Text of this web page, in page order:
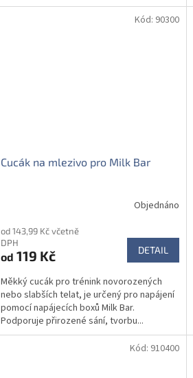
Cucák na mlezivo pro Milk Bar
Objednáno
od 143,99 Kč včetně
DPH
od 119 Kč DETAIL
Měkký cucák pro trénink novorozených
nebo slabších telat, je určený pro napájení
pomocí napájecích boxů Milk Bar.
Podporuje přirozené sání, tvorbu...
Kód: 90300
Kód: 910400